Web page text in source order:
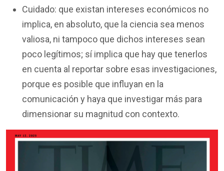
Cuidado: que existan intereses económicos no
implica, en absoluto, que la ciencia sea menos
valiosa, ni tampoco que dichos intereses sean
poco legítimos; sí implica que hay que tenerlos
en cuenta al reportar sobre esas investigaciones,
porque es posible que influyan en la
comunicación y haya que investigar más para
dimensionar su magnitud con contexto.